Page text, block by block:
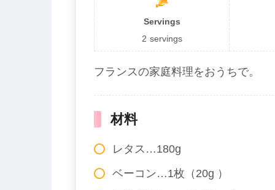
Servings
2 servings
フランスの家庭料理をおうちで。
材料
レタス…180g
ベーコン…1枚（20g ）